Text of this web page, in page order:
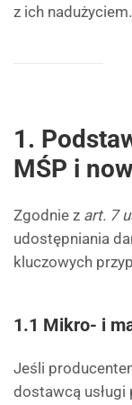
z ich nadużyciem.
1.
MŚP i
Zgodnie z art. 7
udostępniania
kluczowych
1.1 Mikro- i
Jeśli
dostawcą usługi